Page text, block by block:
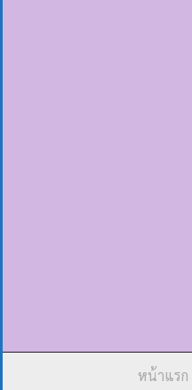
หน้าแรก